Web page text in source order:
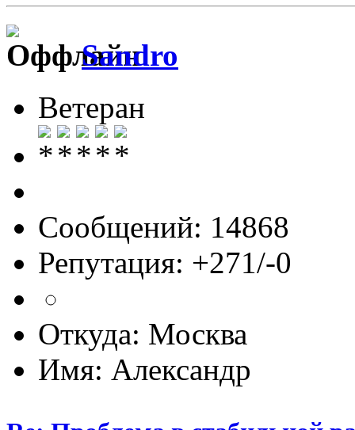
Sandro
Ветеран
Сообщений: 14868
Репутация: +271/-0
Откуда: Москва
Имя: Александр